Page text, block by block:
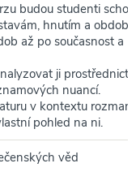
budou studenti
hnutím a
až po současnost a
ji
nuancí.
v kontextu
pohled na ni.
věd